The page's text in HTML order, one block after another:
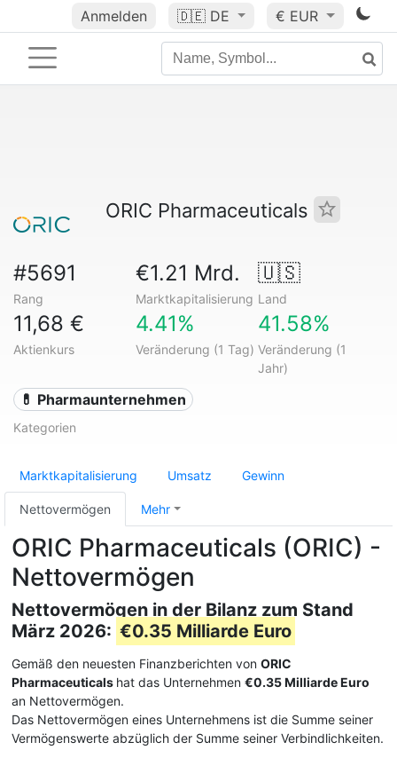
Anmelden 🇩🇪 DE € EUR
ORIC Pharmaceuticals
#5691
Rang
€1.21 Mrd.
Marktkapitalisierung
🇺🇸
Land
11,68 €
Aktienkurs
4.41%
Veränderung (1 Tag)
41.58%
Veränderung (1
Jahr)
💊 Pharmaunternehmen
Kategorien
Marktkapitalisierung Umsatz Gewinn
Nettovermögen Mehr
ORIC Pharmaceuticals (ORIC) -
Nettovermögen
Nettovermögen in der Bilanz zum Stand
März 2026: €0.35 Milliarde Euro
Gemäß den neuesten Finanzberichten von ORIC
Pharmaceuticals hat das Unternehmen €0.35 Milliarde Euro
an Nettovermögen.
Das Nettovermögen eines Unternehmens ist die Summe seiner
Vermögenswerte abzüglich der Summe seiner Verbindlichkeiten.